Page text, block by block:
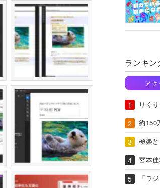
ランキン
ア
りく
約150
極楽
宮本
「ラ